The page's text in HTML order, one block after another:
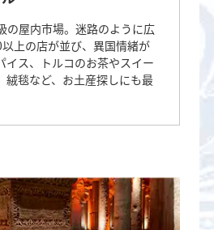
の屋内市場。迷路のように広
上の店が並び、異国情緒が
イス、トルコのお茶やスイー
絨毯など、お土産探しにも最